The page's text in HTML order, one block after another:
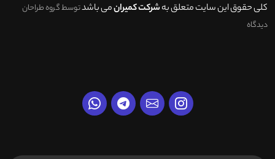
کلی حقوق این سایت متعلق بهشرکت کمیرانمی باشدتوسط گروه طراحان
دیدگاه